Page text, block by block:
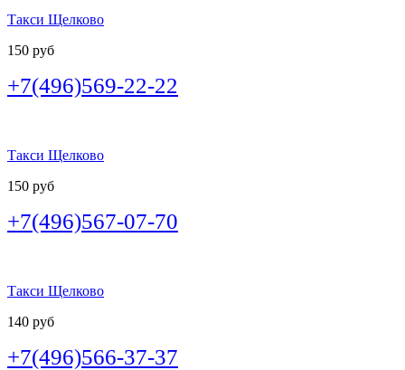
Такси Щелково
150 руб
+7(496)569-22-22
Такси Щелково
150 руб
+7(496)567-07-70
Такси Щелково
140 руб
+7(496)566-37-37